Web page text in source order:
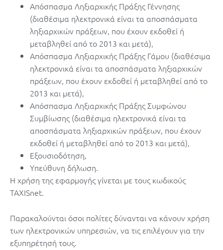
Απόσπασμα Ληξιαρχικής Πράξης Γέννησης
(διαθέσιμα ηλεκτρονικά είναι τα αποσπάσματα
ληξιαρχικών πράξεων, που έχουν εκδοθεί ή
μεταβληθεί από το 2013 και μετά),
Απόσπασμα Ληξιαρχικής Πράξης Γάμου (διαθέσιμα
ηλεκτρονικά είναι τα αποσπάσματα ληξιαρχικών
πράξεων, που έχουν εκδοθεί ή μεταβληθεί από το
2013 και μετά),
Απόσπασμα Ληξιαρχικής Πράξης Συμφώνου
Συμβίωσης (διαθέσιμα ηλεκτρονικά είναι τα
αποσπάσματα ληξιαρχικών πράξεων, που έχουν
εκδοθεί ή μεταβληθεί από το 2013 και μετά),
Εξουσιοδότηση,
Υπεύθυνη δήλωση.
Η χρήση της εφαρμογής γίνεται με τους κωδικούς
TAXISnet.
Παρακαλούνται όσοι πολίτες δύνανται να κάνουν χρήση
των ηλεκτρονικών υπηρεσιών, να τις επιλέγουν για την
εξυπηρέτησή τους.